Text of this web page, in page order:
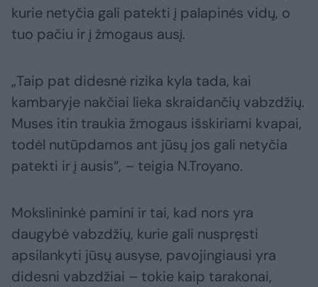
kurie netyčia gali patekti į palapinės vidų, o
tuo pačiu ir į žmogaus ausį.
„Taip pat didesnė rizika kyla tada, kai
kambaryje nakčiai lieka skraidančių vabzdžių.
Muses itin traukia žmogaus išskiriami kvapai,
todėl nutūpdamos ant jūsų jos gali netyčia
patekti ir į ausis“, – teigia N.Troyano.
Mokslininkė pamini ir tai, kad nors yra
daugybė vabzdžių, kurie gali nuspręsti
apsilankyti jūsų ausyse, pavojingiausi yra
didesni vabzdžiai – tokie kaip tarakonai,